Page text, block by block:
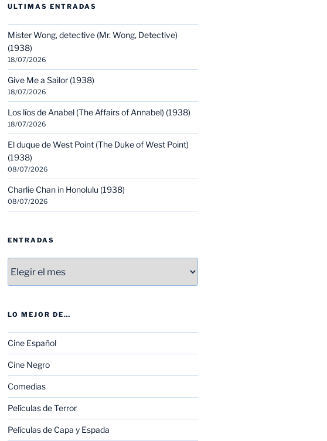
ULTIMAS ENTRADAS
Mister Wong, detective (Mr. Wong, Detective)
(1938)
18/07/2026
Give Me a Sailor (1938)
18/07/2026
Los líos de Anabel (The Affairs of Annabel) (1938)
18/07/2026
El duque de West Point (The Duke of West Point)
(1938)
08/07/2026
Charlie Chan in Honolulu (1938)
08/07/2026
ENTRADAS
LO MEJOR DE…
Cine Español
Cine Negro
Comedias
Películas de Terror
Películas de Capa y Espada